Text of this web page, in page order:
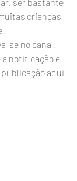
crianças
se no canal!
a notificação e
publicação aqui